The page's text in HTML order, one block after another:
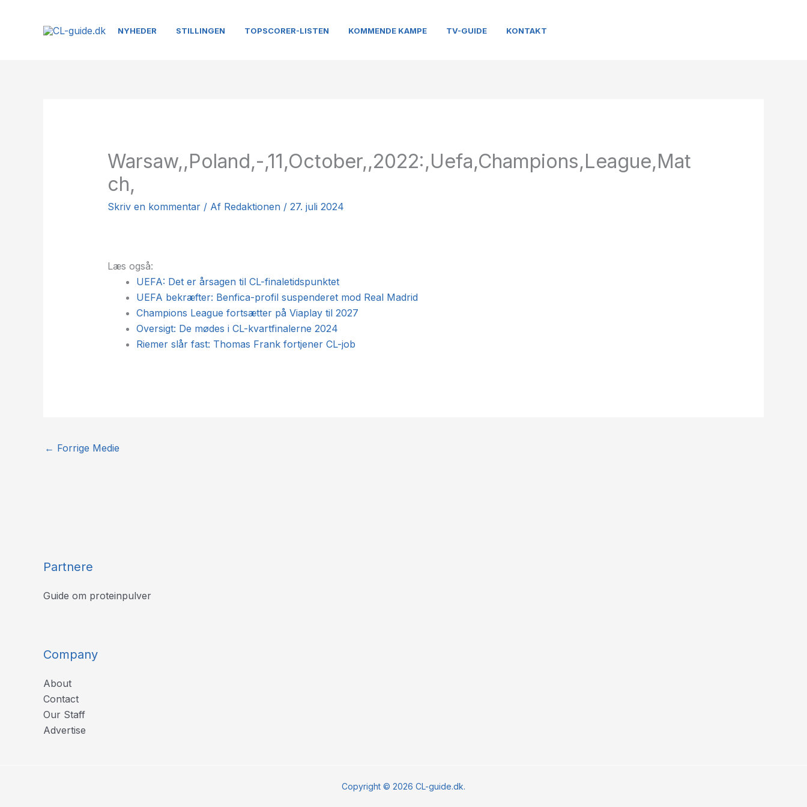
NYHEDER STILLINGEN TOPSCORER-LISTEN KOMMENDE KAMPE TV-GUIDE KONTAKT
Warsaw,,Poland,-,11,October,,2022:,Uefa,Champions,League,Mat
ch,
Skriv en kommentar / Af Redaktionen / 27. juli 2024
Læs også:
UEFA: Det er årsagen til CL-finaletidspunktet
UEFA bekræfter: Benfica-profil suspenderet mod Real Madrid
Champions League fortsætter på Viaplay til 2027
Oversigt: De mødes i CL-kvartfinalerne 2024
Riemer slår fast: Thomas Frank fortjener CL-job
← Forrige Medie
Partnere
Guide om proteinpulver
Company
About
Contact
Our Staff
Advertise
Copyright © 2026 CL-guide.dk.